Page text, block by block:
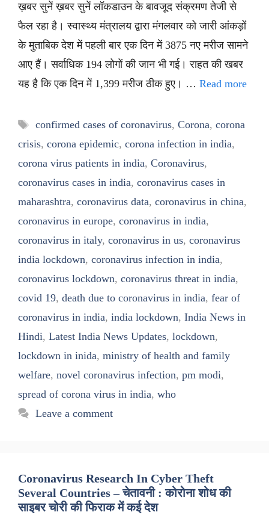
ख़बर सुनें ख़बर सुनें लॉकडाउन के बावजूद संक्रमण तेजी से
फैल रहा है। स्वास्थ्य मंत्रालय द्वारा मंगलवार को जारी आंकड़ों
के मुताबिक देश में पहली बार एक दिन में 3875 नए मरीज सामने
आए हैं। सर्वाधिक 194 लोगों की जान भी गई। राहत की खबर
यह है कि एक दिन में 1,399 मरीज ठीक हुए। … Read more
Tags
confirmed cases of coronavirus, Corona, corona
crisis, corona epidemic, corona infection in india,
corona virus patients in india, Coronavirus,
coronavirus cases in india, coronavirus cases in
maharashtra, coronavirus data, coronavirus in china,
coronavirus in europe, coronavirus in india,
coronavirus in italy, coronavirus in us, coronavirus
india lockdown, coronavirus infection in india,
coronavirus lockdown, coronavirus threat in india,
covid 19, death due to coronavirus in india, fear of
coronavirus in india, india lockdown, India News in
Hindi, Latest India News Updates, lockdown,
lockdown in inida, ministry of health and family
welfare, novel coronavirus infection, pm modi,
spread of corona virus in india, who
Leave a comment
Coronavirus Research In Cyber Theft
Several Countries – चेतावनी : कोरोना शोध की
साइबर चोरी की फिराक में कई देश